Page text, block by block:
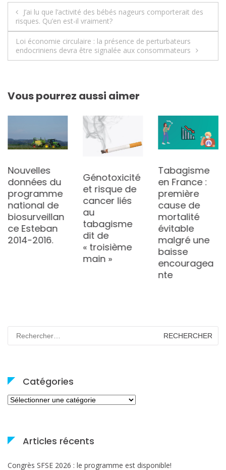
Navigation
de
l’article
J’ai lu que l’activité des bébés nageurs comporterait des
risques. Qu’en est-il vraiment?
Loi économie circulaire : la présence de perturbateurs
endocriniens devra être signalée aux consommateurs
Vous pourrez aussi aimer
Nouvelles
données du
programme
national de
biosurveillan
ce Esteban
2014-2016.
Génotoxicité
et risque de
cancer liés
au
tabagisme
dit de
« troisième
main »
Tabagisme
en France :
première
cause de
mortalité
évitable
malgré une
baisse
encouragea
nte
Rechercher :
Catégories
Catégories
Articles récents
Congrès SFSE 2026 : le programme est disponible!